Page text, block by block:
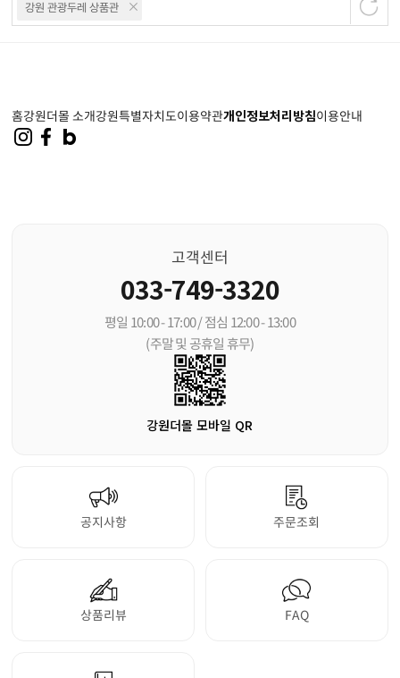
강원 관광두레 상품관
홈강원더몰 소개강원특별자치도이용약관개인정보처리방침이용안내
고객센터
033-749-3320
평일 10:00 - 17:00 / 점심 12:00 - 13:00
(주말 및 공휴일 휴무)
강원더몰 모바일 QR
공지사항 주문조회
상품리뷰 FAQ